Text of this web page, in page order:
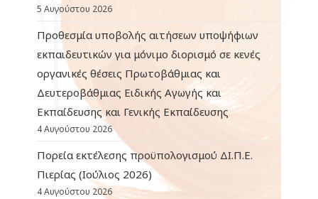
5 Αυγούστου 2026
Προθεσμία υποβολής αιτήσεων υποψήφιων
εκπαιδευτικών για μόνιμο διορισμό σε κενές
οργανικές θέσεις Πρωτοβάθμιας και
Δευτεροβάθμιας Ειδικής Αγωγής και
Εκπαίδευσης και Γενικής Εκπαίδευσης
4 Αυγούστου 2026
Πορεία εκτέλεσης προϋπολογισμού ΔΙ.Π.Ε.
Πιερίας (Ιούλιος 2026)
4 Αυγούστου 2026